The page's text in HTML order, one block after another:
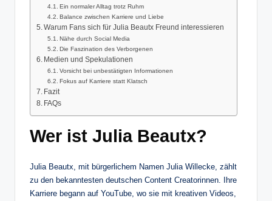
Ein normaler Alltag trotz Ruhm
Balance zwischen Karriere und Liebe
Warum Fans sich für Julia Beautx Freund interessieren
Nähe durch Social Media
Die Faszination des Verborgenen
Medien und Spekulationen
Vorsicht bei unbestätigten Informationen
Fokus auf Karriere statt Klatsch
Fazit
FAQs
Wer ist Julia Beautx?
Julia Beautx, mit bürgerlichem Namen Julia Willecke, zählt
zu den bekanntesten deutschen Content Creatorinnen. Ihre
Karriere begann auf YouTube, wo sie mit kreativen Videos,